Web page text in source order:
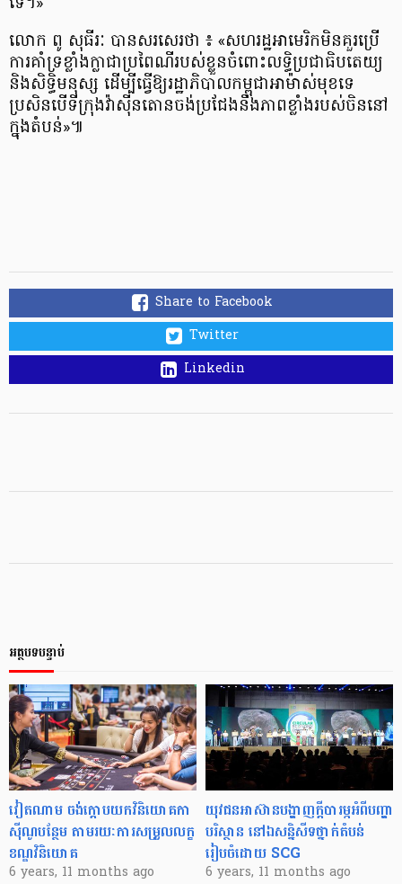
លោក ពូ សុធីរៈ បាន​សរសេរ​ថា ៖ «សហរដ្ឋ​អាមេរិក​មិនគួរ​ប្រើ​
ការ​គាំទ្រ​ខ្លាំង​ក្លា​ជា​ប្រពៃណី​របស់​ខ្លួន​ចំពោះ​លទ្ធិ​ប្រជាធិបតេយ្យ​
និង​សិទ្ធិ​មនុស្ស ដើម្បី​ធ្វើ​ឱ្យ​រដ្ឋាភិបាល​កម្ពុជា​អាម៉ាស់​មុខ​ទេ
ប្រសិន​បើ​ទីក្រុង​វ៉ាស៊ីនតោន​ចង់​ប្រជែង​នឹង​ភាព​ខ្លាំង​របស់​ចិន​នៅ​
ក្នុង​តំបន់»៕
Share to Facebook
Twitter
Linkedin
អត្ថបទបន្ទាប់
វៀតណាម ចង់ក្ដោបយក​​វិនិយោគ​កា
ស៊ីណូបន្ថែម តាមរយៈ​ការសម្រួល​លក្ខ
ខណ្ឌវិនិយោគ
6 years, 11 months ago
យុវជនអាស៊ានបង្ហាញក្ដីបារម្ភអំពីបញ្ហា
បរិស្ថាន នៅឯ​សន្និសីទ​ថ្នាក់តំបន់
រៀបចំ​ដោយ SCG
6 years, 11 months ago